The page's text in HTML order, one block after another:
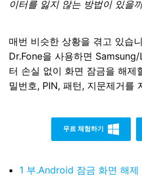
이터를 잃지 않는 방법이 있을
매번 비슷한 상황을 겪고 있습
Dr.Fone을 사용하면
터 손실 없이 화면 잠금을 해
밀번호, PIN, 패턴, 지문제거를
무료 체험하기
1 부.Android 잠금 화면 해제